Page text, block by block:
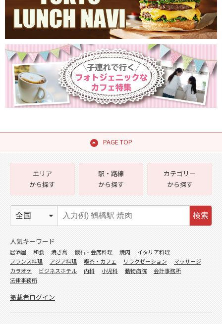
PAGE TOP
エリア
から探す
駅・路線
から探す
カテゴリー
から探す
検索
人気キーワード
居酒屋 和食 焼き鳥 懐石・会席料理 焼肉
イタリア料理
フランス料理
アジア料理 喫茶・カフェ リラクゼーション
マッサージ
カラオケ
ビジネスホテル 内科 小児科 動物病院
会計事務所
法律事務所
掲載者ログイン